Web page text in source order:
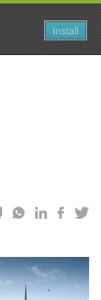
Install